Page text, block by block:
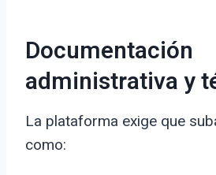
Documentación
administrativa y
La plataforma exige que
como: